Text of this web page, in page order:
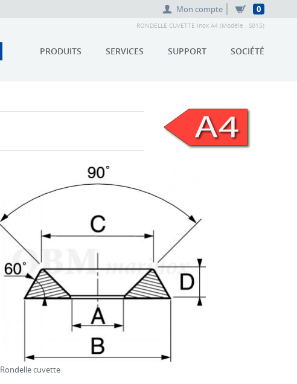
Mon compte 0
RONDELLE CUVETTE Inox A4 (Modèle : S015)
PRODUITS SERVICES SUPPORT SOCIÉTÉ
Rondelle cuvette